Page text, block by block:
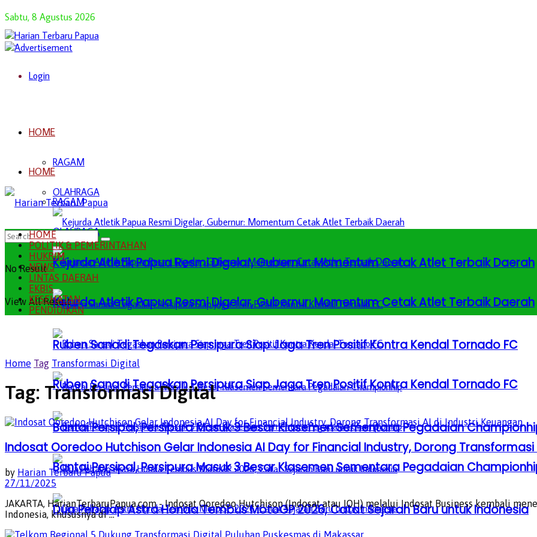
Sabtu, 8 Agustus 2026
Login
HOME
RAGAM
OLAHRAGA
Kejurda Atletik Papua Resmi Digelar, Gubernur: Momentum Cetak Atlet Terbaik Daerah
Ruben Sanadi Tegaskan Persipura Siap Jaga Tren Positif Kontra Kendal Tornado FC
Bantai Persipal, Persipura Masuk 3 Besar Klasemen Sementara Pegadaian
Dua Pebalap Astra Honda Tembus MotoGP 2026, Catat Sejarah Baru untuk Indonesia
HOME
RAGAM
OLAHRAGA
Kejurda Atletik Papua Resmi Digelar, Gubernur: Momentum Cetak Atlet Terbaik Daerah
Ruben Sanadi Tegaskan Persipura Siap Jaga Tren Positif Kontra Kendal Tornado FC
Bantai Persipal, Persipura Masuk 3 Besar Klasemen Sementara Pegadaian
No Result
View All Result
HOME
POLITIK & PEMERINTAHAN
HUKRIM
NEWS
LINTAS DAERAH
EKBIS
KESEHATAN
PENDIDIKAN
Home Tag Transformasi Digital
Tag: Transformasi Digital
Indosat Ooredoo Hutchison Gelar Indonesia AI Day for Financial Industry, Dorong
by Harian Terbaru Papua
27/11/2025
JAKARTA, HarianTerbaruPapua.com - Indosat Ooredoo Hutchison (Indosat atau IOH) melalui Indosat Business kembali
Indonesia, khususnya di ...